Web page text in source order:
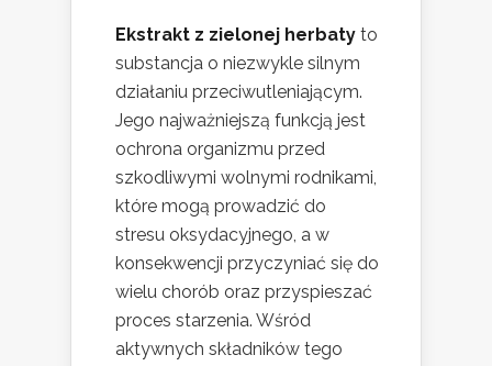
Ekstrakt z zielonej herbaty to
substancja o niezwykle silnym
działaniu przeciwutleniającym.
Jego najważniejszą funkcją jest
ochrona organizmu przed
szkodliwymi wolnymi rodnikami,
które mogą prowadzić do
stresu oksydacyjnego, a w
konsekwencji przyczyniać się do
wielu chorób oraz przyspieszać
proces starzenia. Wśród
aktywnych składników tego